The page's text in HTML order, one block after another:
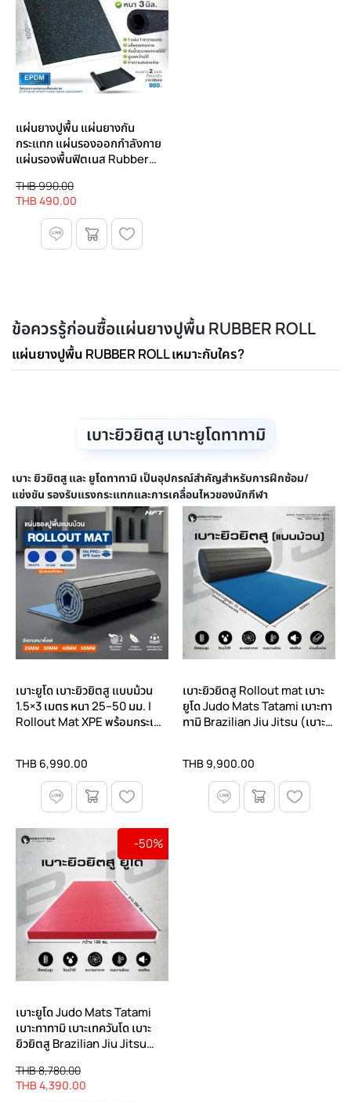
แผ่นยางปูพื้น แผ่นยางกัน
กระแทก แผ่นรองออกกําลังกาย
แผ่นรองพื้นฟิตเนส Rubber
Homefittools
THB 490.00
THB 990.00
ข้อควรรู้ก่อนซื้อแผ่นยางปูพื้น RUBBER ROLL
แผ่นยางปูพื้น RUBBER ROLL เหมาะกับใคร?
เบาะยิวยิตสู เบาะยูโดทาทามิ
เบาะ ยิวยิตสู และ ยูโดทาทามิ เป็นอุปกรณ์สำคัญสำหรับการฝึกซ้อม/
แข่งขัน รองรับแรงกระแทกและการเคลื่อนไหวของนักกีฬา
เบาะยูโด เบาะยิวยิตสู แบบม้วน
1.5×3 เมตร หนา 25–50 มม. |
Rollout Mat XPE พร้อมกระเป๋า
THB 6,990.00
เบาะยิวยิตสู Rollout mat เบาะ
ยูโด Judo Mats Tatami เบาะทา
ทามิ Brazilian Jiu Jitsu (เบาะ
THB 9,900.00
-50%
เบาะยูโด Judo Mats Tatami
เบาะทาทามิ เบาะเทควันโด เบาะ
ยิวยิตสู Brazilian Jiu Jitsu
MMA เบาะมวยปล้ำ Wrestling
Mat
THB 4,390.00
THB 8,780.00